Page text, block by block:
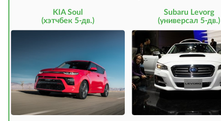
KIA Soul
(хэтчбек 5-дв.)
Subaru Levorg
(универсал 5-дв.)